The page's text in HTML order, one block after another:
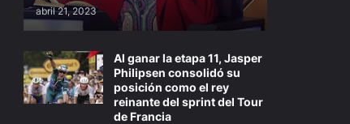
abril 21, 2023
Al ganar la etapa 11, Jasper
Philipsen consolidó su
posición como el rey
reinante del sprint del Tour
de Francia